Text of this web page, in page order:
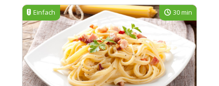
Einfach 30 min